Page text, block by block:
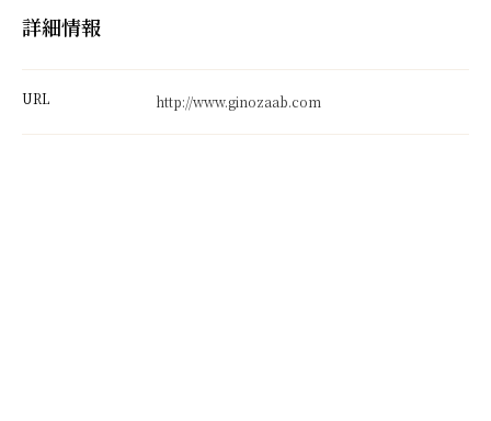
詳細情報
URL http://www.ginozaab.com